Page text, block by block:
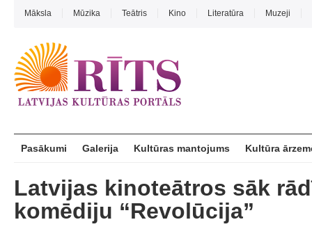
Māksla Mūzika Teātris Kino Literatūra Muzeji
Pasākumi Galerija Kultūras mantojums Kultūra
Latvijas kinoteātros sāk
komēdiju “Revolūcija”